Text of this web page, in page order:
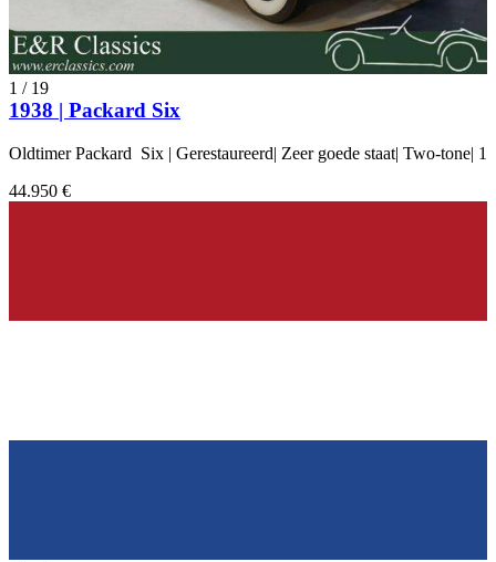
1 / 19
1938 | Packard Six
Oldtimer Packard Six | Gerestaureerd| Zeer goede staat| Two-tone| 1
44.950 €